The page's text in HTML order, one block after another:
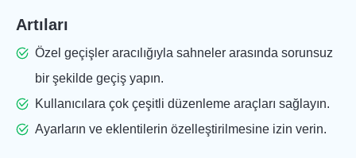
Artıları
Özel geçişler aracılığıyla sahneler arasında sorunsuz
bir şekilde geçiş yapın.
Kullanıcılara çok çeşitli düzenleme araçları sağlayın.
Ayarların ve eklentilerin özelleştirilmesine izin verin.